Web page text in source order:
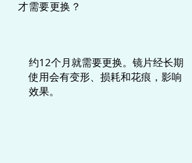
才需要更换？
约12个月就需要更换。镜片经长期
使用会有变形、损耗和花痕，影响
效果。